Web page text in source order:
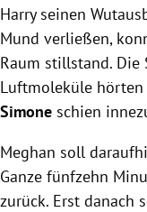
Harry seinen
Mund verließen,
Raum stillstand.
Luftmoleküle hörten
Simone schien
Meghan soll
Ganze fünfzehn
zurück. Erst danach